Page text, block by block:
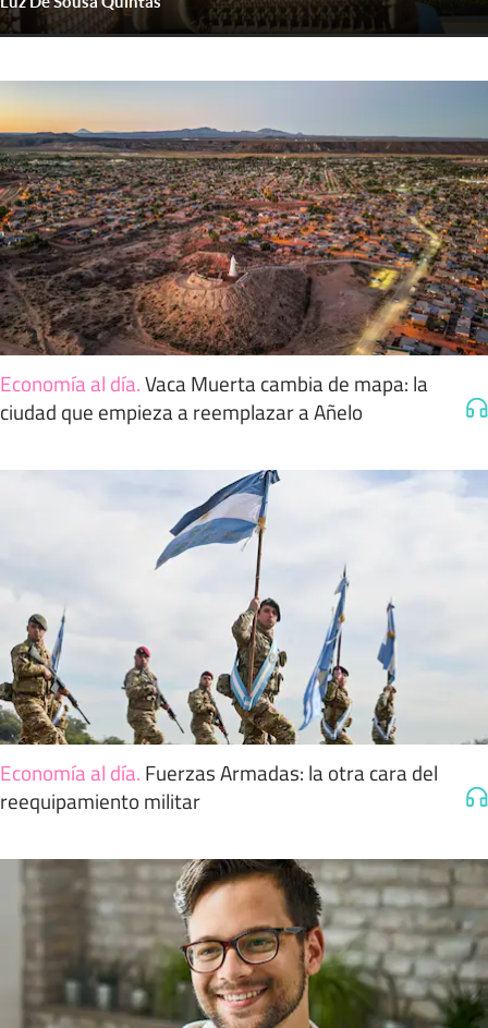
Economía al día.Vaca Muerta cambia de mapa: la
ciudad que empieza a reemplazar a Añelo
Economía al día. Fuerzas Armadas: la otra cara del
reequipamiento militar